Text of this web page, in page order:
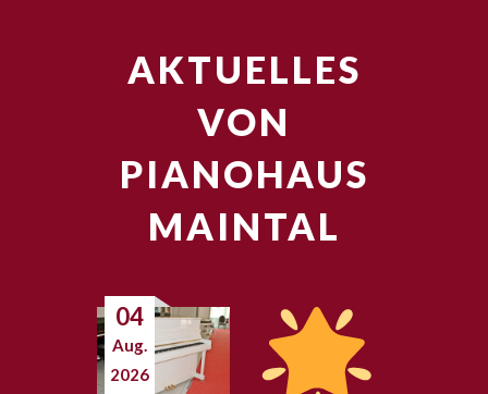
AKTUELLES
VON
PIANOHAUS
MAINTAL
04
Aug.
2026